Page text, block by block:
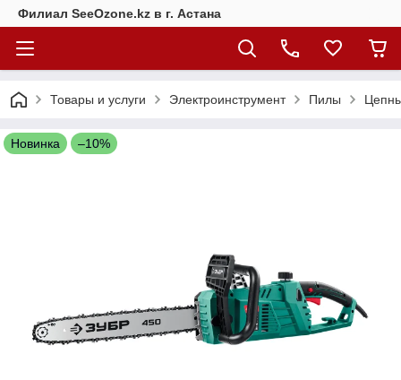
Филиал SeeOzone.kz в г. Астана
Товары и услуги Электроинструмент Пилы
Новинка –10%